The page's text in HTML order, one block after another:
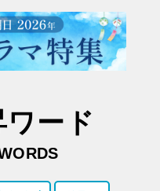
ワード